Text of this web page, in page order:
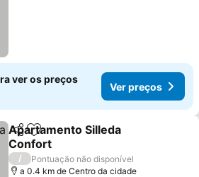
ver os preços
Ver preços
PartilharAdicionar aos favoritos
Apartamento Silleda
Confort
Ver preços
/
Pontuação não disponível
a 0.4 km de Centro da cidade